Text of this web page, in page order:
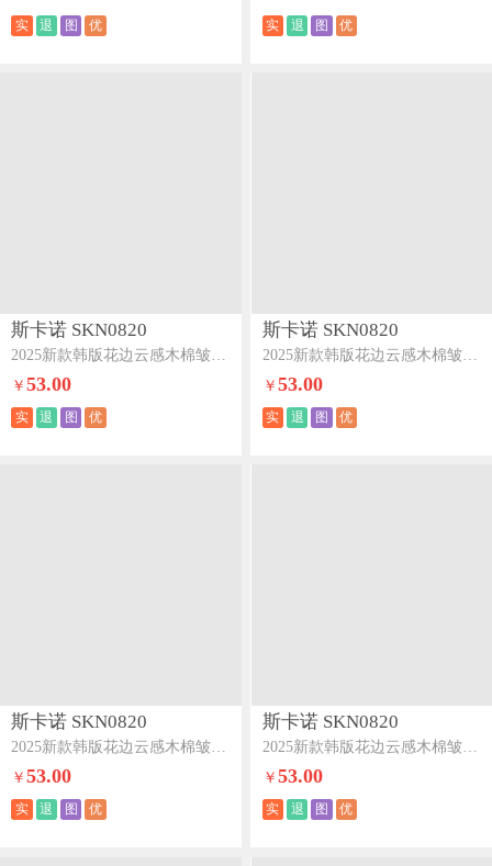
实 退 图 优 实 退 图 优
斯卡诺 SKN0820
2025新款韩版花边云感木棉皱皱纱夏被夏凉被空调被夏被四件套-心心相印
￥53.00
实 退 图 优
斯卡诺 SKN0820
2025新款韩版花边云感木棉皱皱纱夏被夏凉被空调被夏被四件套-陌上花开
￥ 53.00
实 退 图 优
斯卡诺 SKN0820
2025新款韩版花边云感木棉皱皱纱夏被夏凉被空调被夏被四件套-梦境
￥53.00
实 退 图 优
斯卡诺 SKN0820
2025新款韩版花边云感木棉皱皱纱夏被夏凉被空调被夏被四件套-玫瑰物语
￥ 53.00
实 退 图 优